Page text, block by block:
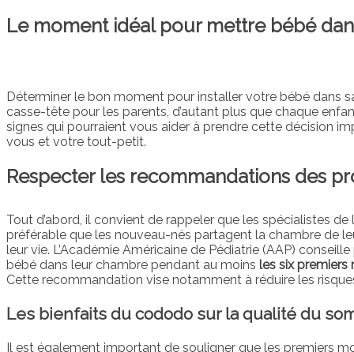
Le moment idéal pour mettre bébé
Déterminer le bon moment pour installer votre bébé dans
casse-tête pour les parents, d’autant plus que chaque
signes qui pourraient vous aider à prendre cette décision
vous et votre tout-petit.
Respecter les recommandations des
Tout d’abord, il convient de rappeler que les spécialistes de
préférable que les nouveau-nés partagent la chambre de
leur vie. L’Académie Américaine de Pédiatrie (AAP)
bébé dans leur chambre pendant au moins les six premiers
Cette recommandation vise notamment à réduire les
Les bienfaits du cododo sur la qualité du
Il est également important de souligner que les premiers